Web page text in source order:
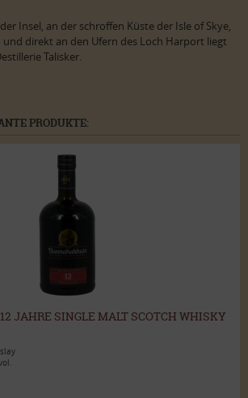
Insel, an der schroffen Küste der Isle of Skye,
direkt an den Ufern des Loch Harport liegt
Talisker.
PRODUKTE:
JAHRE SINGLE MALT SCOTCH WHISKY